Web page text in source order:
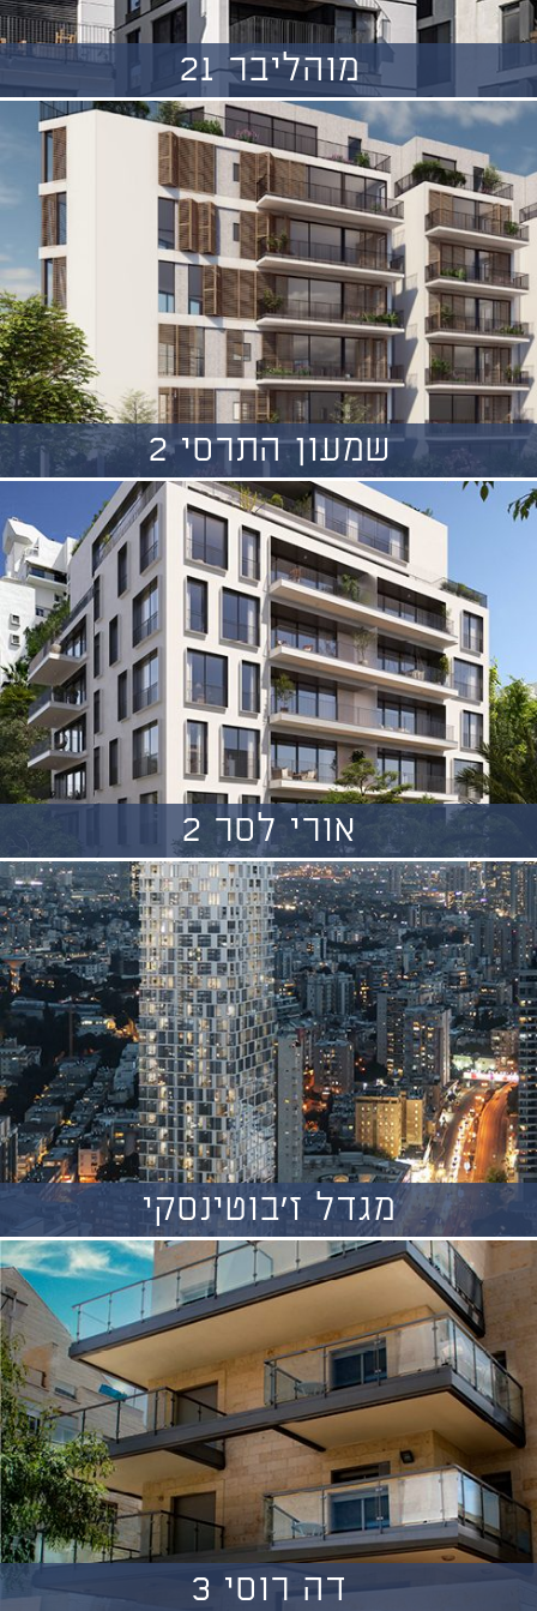
מוהליבר 21
שמעון התרסי 2
אורי לסר 2
מגדל ז'בוטינסקי
דה רוסי 3